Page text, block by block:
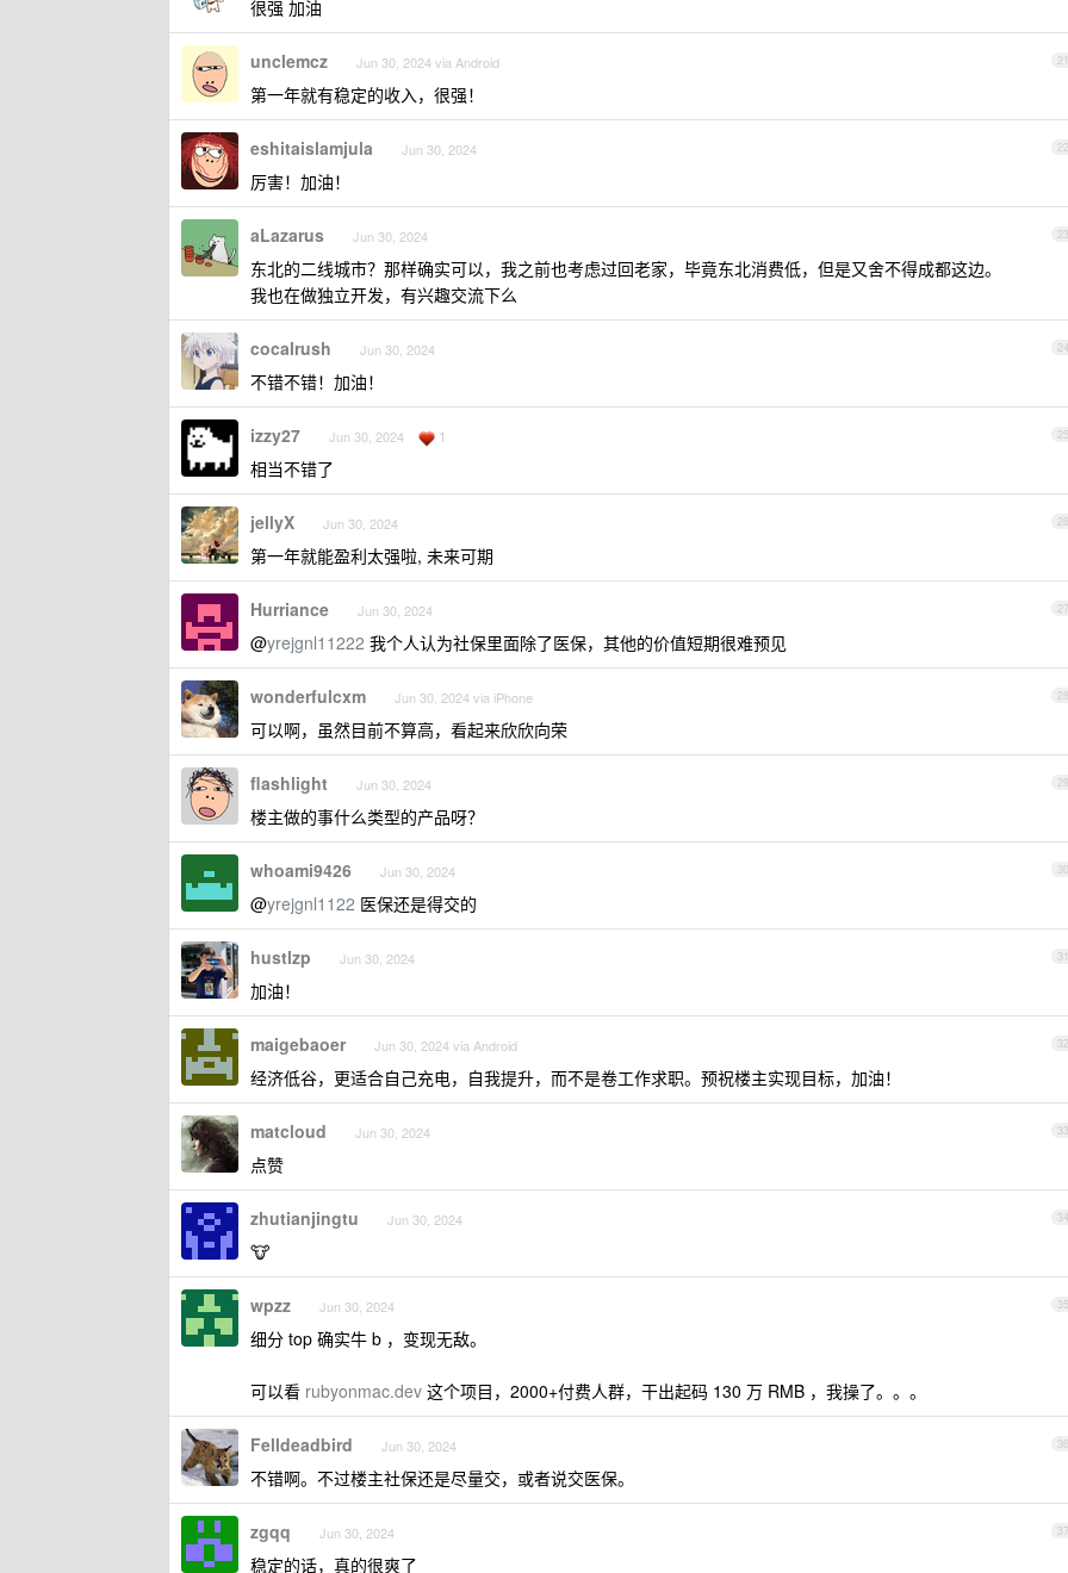
很强 加油
21
unclemcz Jun 30, 2024 via Android
第一年就有稳定的收入，很强！
22
eshitaislamjula Jun 30, 2024
厉害！加油！
23
aLazarus Jun 30, 2024
东北的二线城市？那样确实可以，我之前也考虑过回老家，毕竟东北消费低，但是又舍不得成都这边。
我也在做独立开发，有兴趣交流下么
24
cocalrush Jun 30, 2024
不错不错！加油！
25
izzy27 Jun 30, 2024 1
相当不错了
26
jellyX Jun 30, 2024
第一年就能盈利太强啦, 未来可期
27
Hurriance Jun 30, 2024
@yrejgnl11222 我个人认为社保里面除了医保，其他的价值短期很难预见
28
wonderfulcxm Jun 30, 2024 via iPhone
可以啊，虽然目前不算高，看起来欣欣向荣
29
flashlight Jun 30, 2024
楼主做的事什么类型的产品呀？
30
whoami9426 Jun 30, 2024
@yrejgnl1122 医保还是得交的
31
hustlzp Jun 30, 2024
加油！
32
maigebaoer Jun 30, 2024 via Android
经济低谷，更适合自己充电，自我提升，而不是卷工作求职。预祝楼主实现目标，加油！
33
matcloud Jun 30, 2024
点赞
34
zhutianjingtu Jun 30, 2024
🐮
35
wpzz Jun 30, 2024
细分 top 确实牛 b ，变现无敌。
可以看 rubyonmac.dev 这个项目，2000+付费人群，干出起码 130 万 RMB ，我操了。。。
36
Felldeadbird Jun 30, 2024
不错啊。不过楼主社保还是尽量交，或者说交医保。
37
zgqq Jun 30, 2024
稳定的话，真的很爽了